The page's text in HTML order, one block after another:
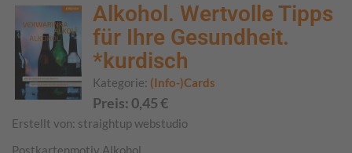
Alkohol. Wertvolle Tipps
für Ihre Gesundheit.
*kurdisch
Kategorie: (Info-)Cards
Preis: 0,45€
Erstellt von: straightup webstudio
Postkartenmotiv Alkohol